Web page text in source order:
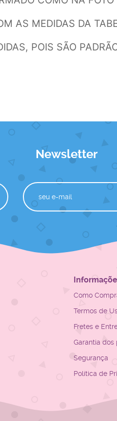
AS MEDIDAS DA
POIS SÃO
Newsletter
Como
Termos de
Fretes e
Garantia dos
Segurança
Política de